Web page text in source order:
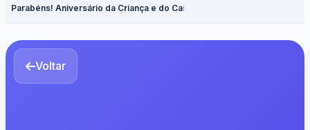
Parabéns! Aniversário da Criança e do Casal
Voltar